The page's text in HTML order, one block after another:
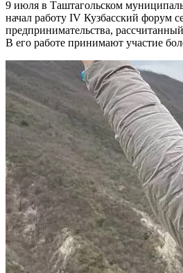
9 июля в Таштагольском
начал работу IV Кузбасский форум
предпринимательства,
В его работе принимают участие